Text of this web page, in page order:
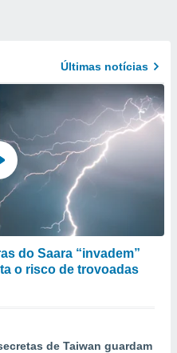
Últimas notícias
do Saara “invadem”
o risco de trovoadas
de Taiwan guardam